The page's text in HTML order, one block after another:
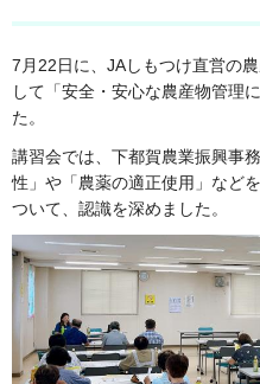
7月22日に、JAしもつけ直営の
して「安全・安心な農産物管理
た。
講習会では、下都賀農業振興事
性」や「農薬の適正使用」など
ついて、認識を深めました。